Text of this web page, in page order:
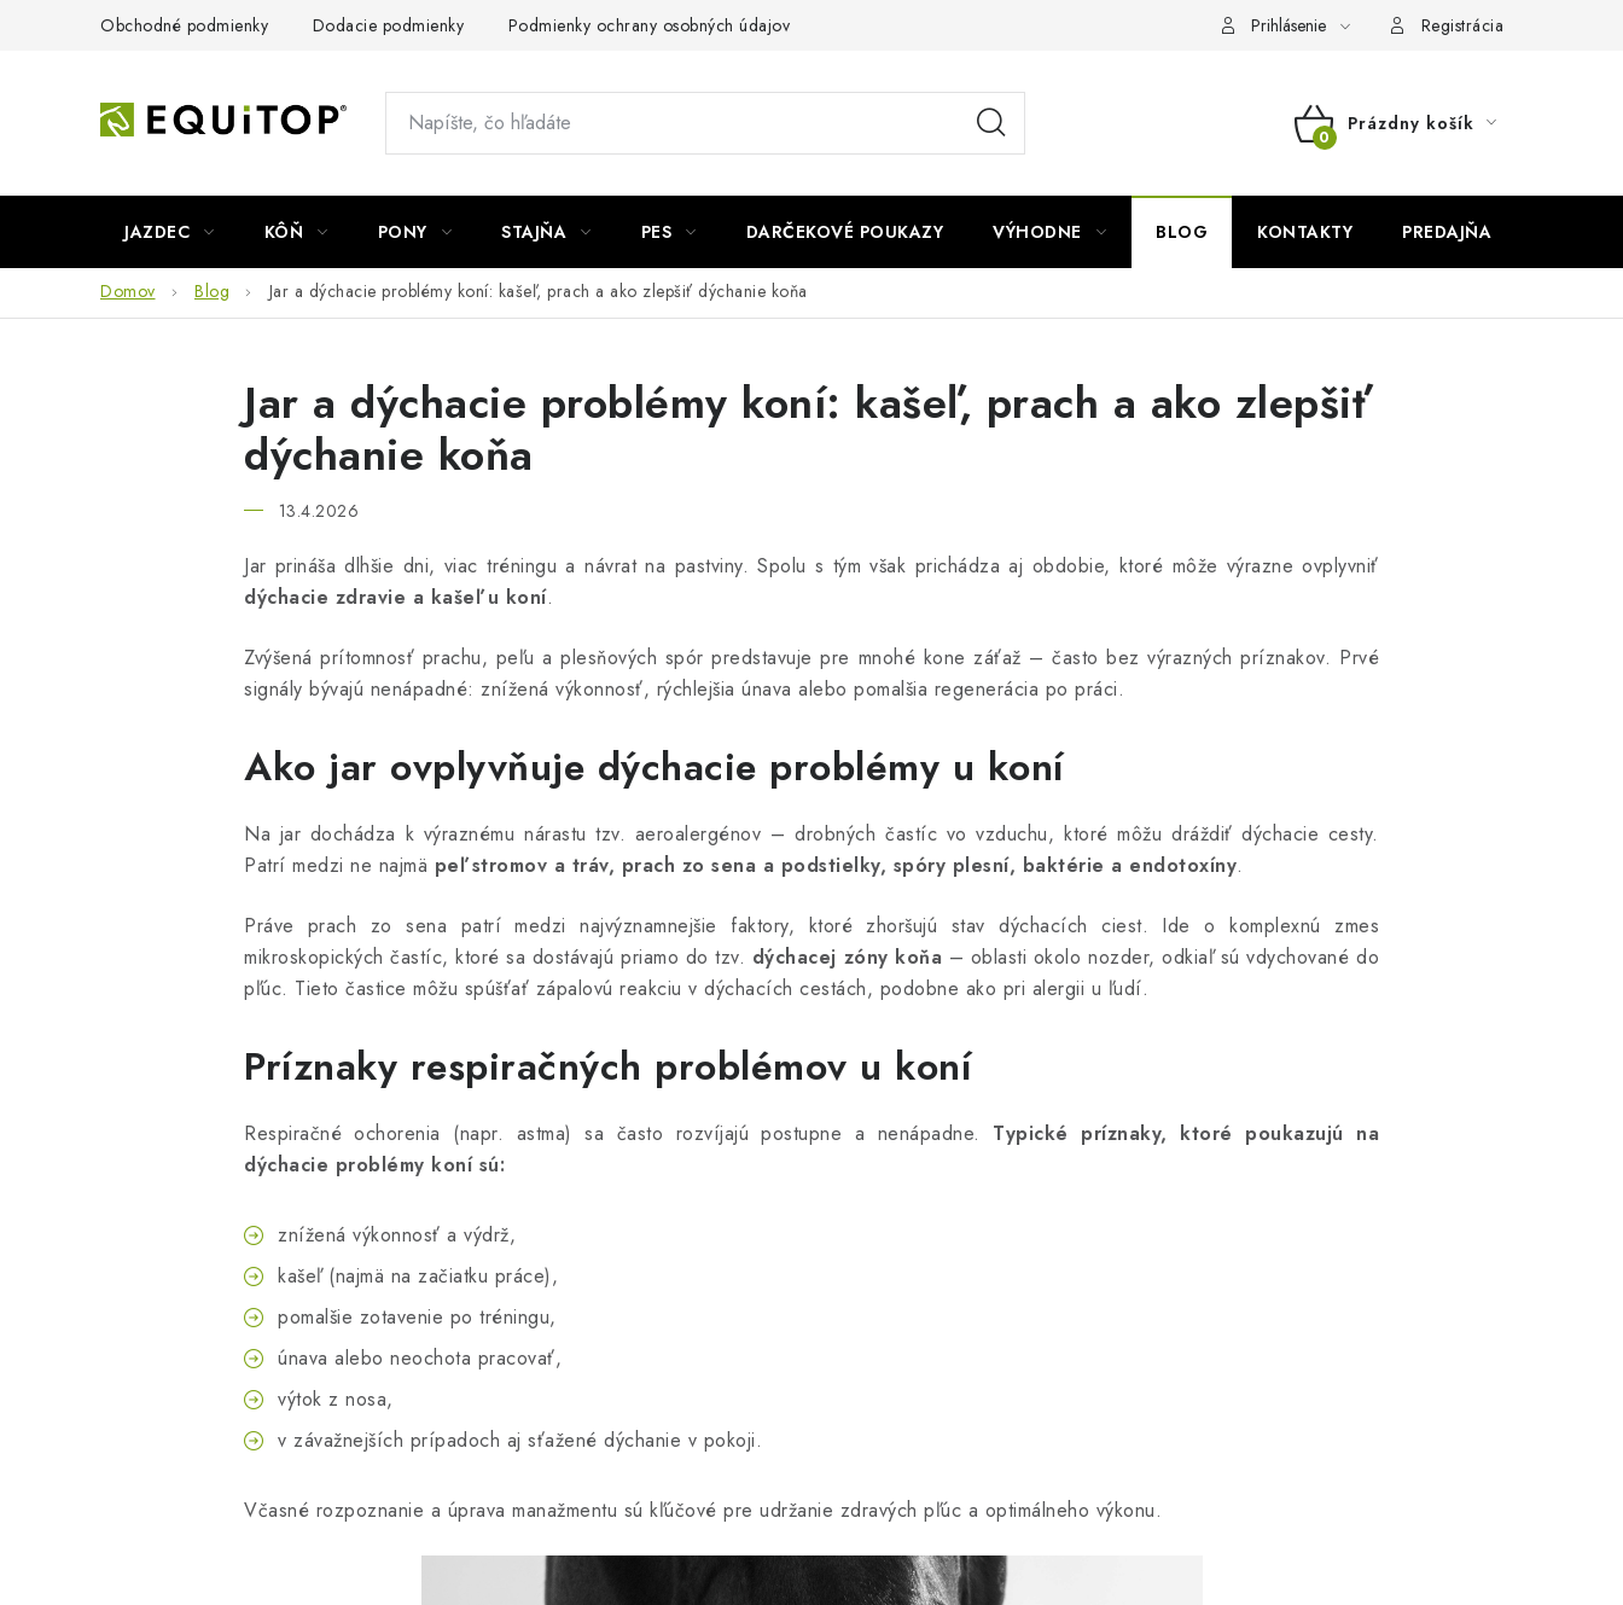
Obchodné podmienky Dodacie podmienky Podmienky ochrany osobných údajov Prihlásenie Registrácia
NÁKUPNÝ
Prázdny košík
JAZDEC KÔŇ PONY STAJŇA PES DARČEKOVÉ POUKAZY VÝHODNE BLOG KONTAKTY PREDAJŇA
Domov Blog Jar a dýchacie problémy koní: kašeľ, prach a ako zlepšiť dýchanie koňa
Jar a dýchacie problémy koní: kašeľ, prach a ako zlepšiť
dýchanie koňa
13.4.2026
Jar prináša dlhšie dni, viac tréningu a návrat na pastviny. Spolu s tým však prichádza aj obdobie, ktoré môže výrazne ovplyvniť
dýchacie zdravie a kašeľ u koní.
Zvýšená prítomnosť prachu, peľu a plesňových spór predstavuje pre mnohé kone záťaž – často bez výrazných príznakov. Prvé
signály bývajú nenápadné: znížená výkonnosť, rýchlejšia únava alebo pomalšia regenerácia po práci.
Ako jar ovplyvňuje dýchacie problémy u koní
Na jar dochádza k výraznému nárastu tzv. aeroalergénov – drobných častíc vo vzduchu, ktoré môžu dráždiť dýchacie cesty.
Patrí medzi ne najmä peľ stromov a tráv, prach zo sena a podstielky, spóry plesní, baktérie a endotoxíny.
Práve prach zo sena patrí medzi najvýznamnejšie faktory, ktoré zhoršujú stav dýchacích ciest. Ide o komplexnú zmes
mikroskopických častíc, ktoré sa dostávajú priamo do tzv. dýchacej zóny koňa – oblasti okolo nozder, odkiaľ sú vdychované do
pľúc. Tieto častice môžu spúšťať zápalovú reakciu v dýchacích cestách, podobne ako pri alergii u ľudí.
Príznaky respiračných problémov u koní
Respiračné ochorenia (napr. astma) sa často rozvíjajú postupne a nenápadne. Typické príznaky, ktoré poukazujú na
dýchacie problémy koní sú:
znížená výkonnosť a výdrž,
kašeľ (najmä na začiatku práce),
pomalšie zotavenie po tréningu,
únava alebo neochota pracovať,
výtok z nosa,
v závažnejších prípadoch aj sťažené dýchanie v pokoji.
Včasné rozpoznanie a úprava manažmentu sú kľúčové pre udržanie zdravých pľúc a optimálneho výkonu.